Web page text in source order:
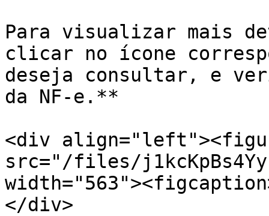
Para visualizar mais
clicar no ícone
deseja consultar, e
da NF-e.**
<div
src="/files/
</div>